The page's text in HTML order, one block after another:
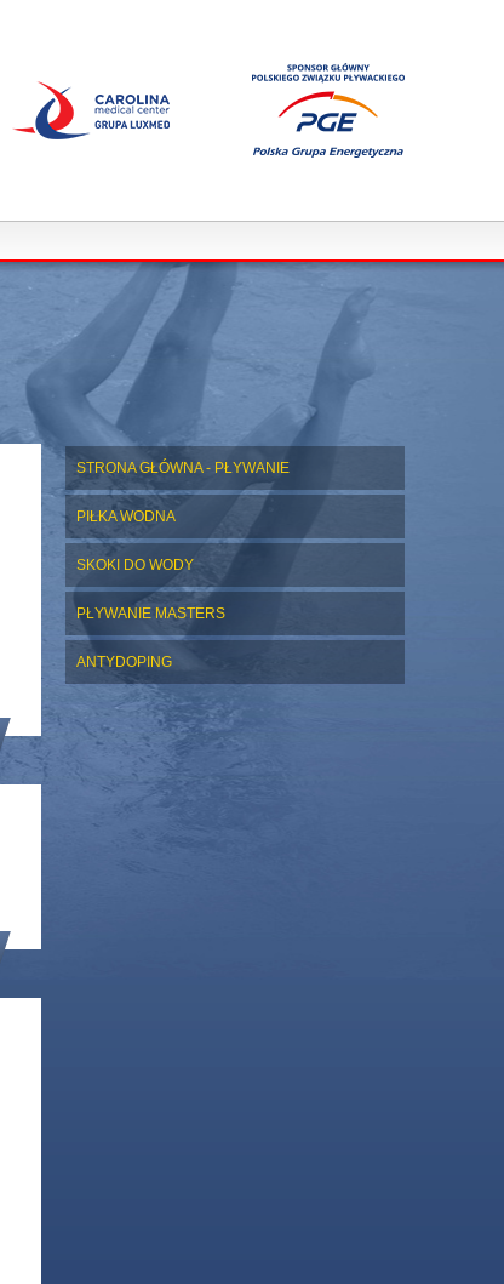
STRONA GŁÓWNA - PŁYWANIE
PIŁKA WODNA
SKOKI DO WODY
PŁYWANIE MASTERS
ANTYDOPING